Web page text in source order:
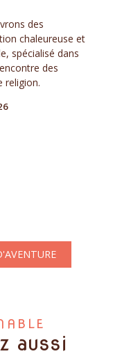
des
chaleureuse et
spécialisé dans
des
religion.
aussi